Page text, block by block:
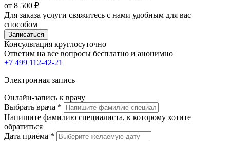
от 8 500 ₽
Для заказа услуги свяжитесь с нами удобным для вас
способом
Записаться
Консультация круглосуточно
Ответим на все вопросы бесплатно и анонимно
+7 499 112-42-21
Электронная запись
Онлайн-запись к врачу
Выбрать врача *
Напишите фамилию специалиста, к которому хотите
обратиться
Дата приёма *